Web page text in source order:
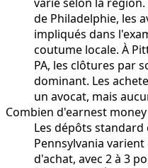
de Philadelphie, les
impliqués dans
coutume locale. À
PA, les clôtures par
dominant. Les
un avocat, mais
Combien d'earnest
Les dépôts
Pennsylvania
d'achat, avec 2 à 3